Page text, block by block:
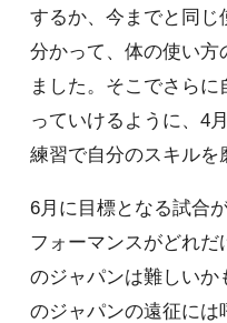
するか、今までと同じ
分かって、体の使い方
ました。そこでさら
っていけるように、4
練習で自分のスキルを
6月に目標となる試合
フォーマンスがどれだ
のジャパンは難しいか
のジャパンの遠征には